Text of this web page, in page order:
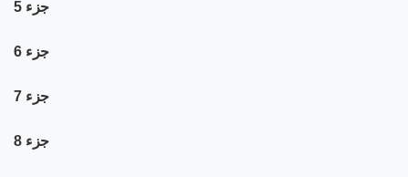
جزء 5
جزء 6
جزء 7
جزء 8